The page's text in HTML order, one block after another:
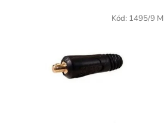
Kód: 1495/9 M